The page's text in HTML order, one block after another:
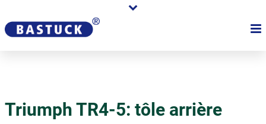
Triumph TR4-5: tôle arrière